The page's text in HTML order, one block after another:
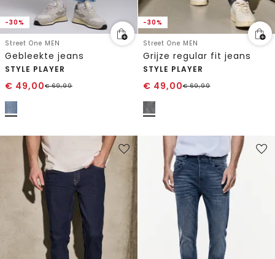
-30%
Street One MEN
Gebleekte jeans
STYLE PLAYER
€ 49,00€69,99
-30%
Street One MEN
Grijze regular fit jeans
STYLE PLAYER
€ 49,00€69,99